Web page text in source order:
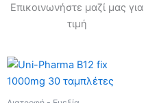
Επικοινωνήστε μαζί μας για
τιμή